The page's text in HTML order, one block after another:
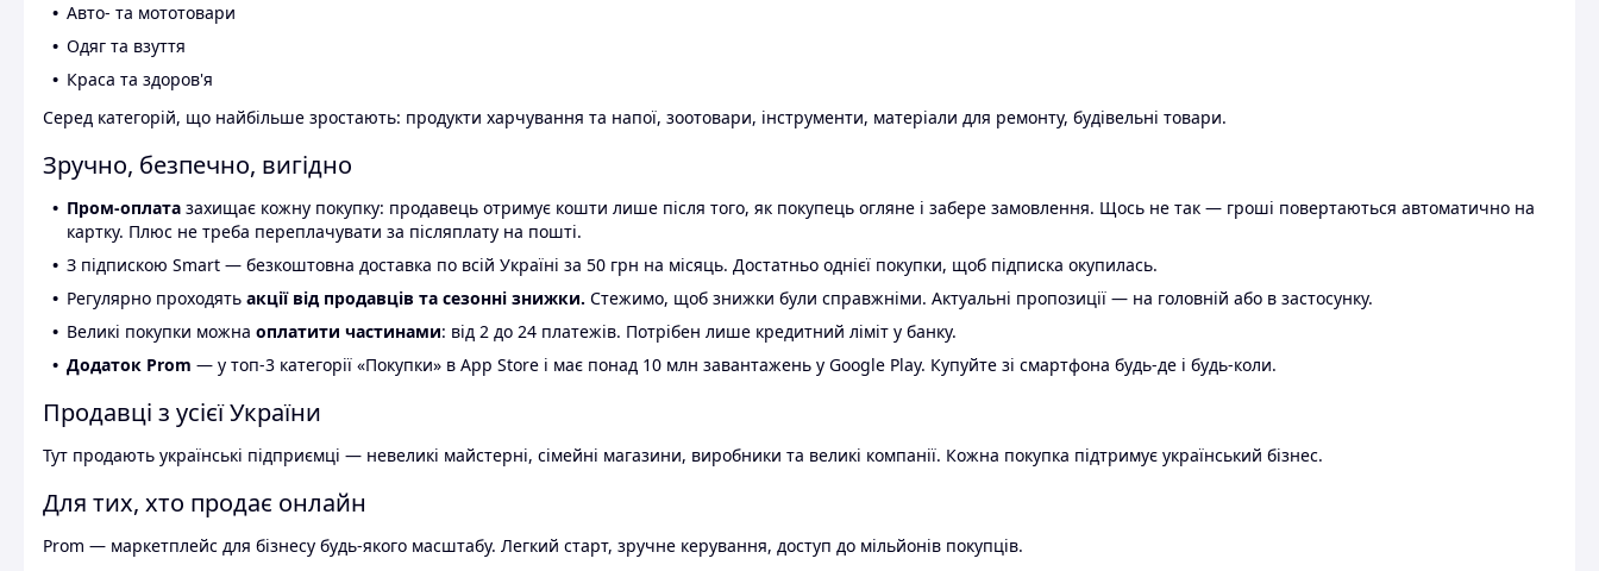
Авто- та мототовари
Одяг та взуття
Краса та здоров'я
Серед категорій, що найбільше зростають: продукти харчування та напої, зоотовари, інструменти, матеріали для ремонту, будівельні товари.
Зручно, безпечно, вигідно
Пром-оплата захищає кожну покупку: продавець отримує кошти лише після того, як покупець огляне і забере замовлення. Щось не так — гроші повертаються автоматично на
картку. Плюс не треба переплачувати за післяплату на пошті.
З підпискою Smart — безкоштовна доставка по всій Україні за 50 грн на місяць. Достатньо однієї покупки, щоб підписка окупилась.
Регулярно проходять акції від продавців та сезонні знижки. Стежимо, щоб знижки були справжніми. Актуальні пропозиції — на головній або в застосунку.
Великі покупки можна оплатити частинами: від 2 до 24 платежів. Потрібен лише кредитний ліміт у банку.
Додаток Prom — у топ-3 категорії «Покупки» в App Store і має понад 10 млн завантажень у Google Play. Купуйте зі смартфона будь-де і будь-коли.
Продавці з усієї України
Тут продають українські підприємці — невеликі майстерні, сімейні магазини, виробники та великі компанії. Кожна покупка підтримує український бізнес.
Для тих, хто продає онлайн
Prom — маркетплейс для бізнесу будь-якого масштабу. Легкий старт, зручне керування, доступ до мільйонів покупців.